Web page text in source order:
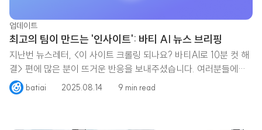
업데이트
최고의 팀이 만드는 '인사이트': 바티 AI 뉴스 브리핑
지난번 뉴스레터, <이 사이트 크롤링 되나요? 바티AI로 10분 컷 해
결> 편에 많은 분이 뜨거운 반응을 보내주셨습니다. 여러분들에게
필요한batiai 2025.08.14 9 min read